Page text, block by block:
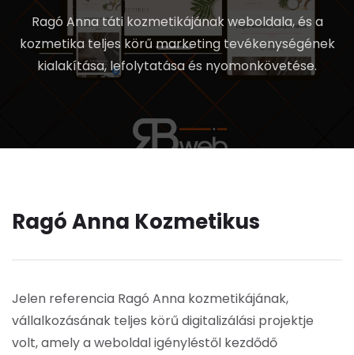
Ragó Anna táti kozmetikájának weboldala, és a
kozmetika teljes körű marketing tevékenységének
kialakítása, lefolytatása és nyomonkövetése.
Ragó Anna Kozmetikus
Jelen referencia Ragó Anna kozmetikájának,
vállalkozásának teljes körű digitalizálási projektje
volt, amely a weboldal igényléstől kezdődő